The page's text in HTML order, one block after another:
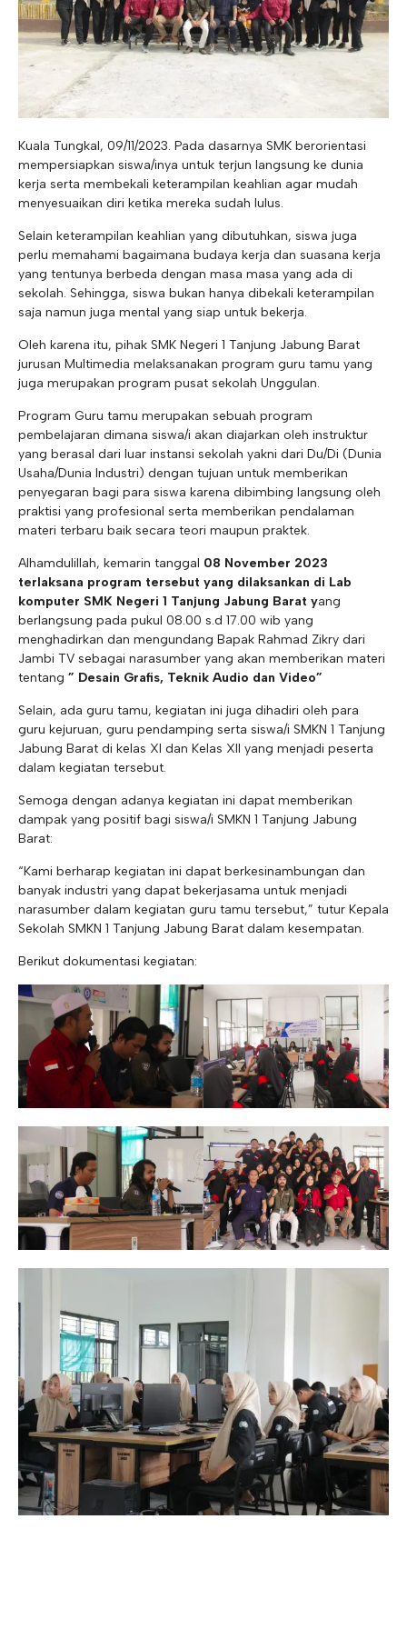
Kuala Tungkal, 09/11/2023. Pada dasarnya SMK berorientasi
mempersiapkan siswa/inya untuk terjun langsung ke dunia
kerja serta membekali keterampilan keahlian agar mudah
menyesuaikan diri ketika mereka sudah lulus.
Selain keterampilan keahlian yang dibutuhkan, siswa juga
perlu memahami bagaimana budaya kerja dan suasana kerja
yang tentunya berbeda dengan masa masa yang ada di
sekolah. Sehingga, siswa bukan hanya dibekali keterampilan
saja namun juga mental yang siap untuk bekerja.
Oleh karena itu, pihak SMK Negeri 1 Tanjung Jabung Barat
jurusan Multimedia melaksanakan program guru tamu yang
juga merupakan program pusat sekolah Unggulan.
Program Guru tamu merupakan sebuah program
pembelajaran dimana siswa/i akan diajarkan oleh instruktur
yang berasal dari luar instansi sekolah yakni dari Du/Di (Dunia
Usaha/Dunia Industri) dengan tujuan untuk memberikan
penyegaran bagi para siswa karena dibimbing langsung oleh
praktisi yang profesional serta memberikan pendalaman
materi terbaru baik secara teori maupun praktek.
Alhamdulillah, kemarin tanggal 08 November 2023
terlaksana program tersebut yang dilaksankan di Lab
komputer SMK Negeri 1 Tanjung Jabung Barat yang
berlangsung pada pukul 08.00 s.d 17.00 wib yang
menghadirkan dan mengundang Bapak Rahmad Zikry dari
Jambi TV sebagai narasumber yang akan memberikan materi
tentang ” Desain Grafis, Teknik Audio dan Video”
Selain, ada guru tamu, kegiatan ini juga dihadiri oleh para
guru kejuruan, guru pendamping serta siswa/i SMKN 1 Tanjung
Jabung Barat di kelas XI dan Kelas XII yang menjadi peserta
dalam kegiatan tersebut.
Semoga dengan adanya kegiatan ini dapat memberikan
dampak yang positif bagi siswa/i SMKN 1 Tanjung Jabung
Barat:
“Kami berharap kegiatan ini dapat berkesinambungan dan
banyak industri yang dapat bekerjasama untuk menjadi
narasumber dalam kegiatan guru tamu tersebut,” tutur Kepala
Sekolah SMKN 1 Tanjung Jabung Barat dalam kesempatan.
Berikut dokumentasi kegiatan: